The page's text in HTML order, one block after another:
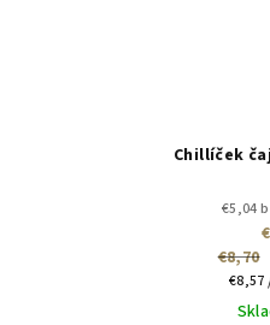
Chillíček
€5,04
€8,70
cena:
€8,57